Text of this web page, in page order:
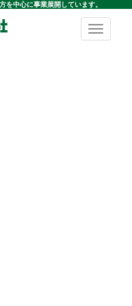
を中心に事業展開しています。
Toggle